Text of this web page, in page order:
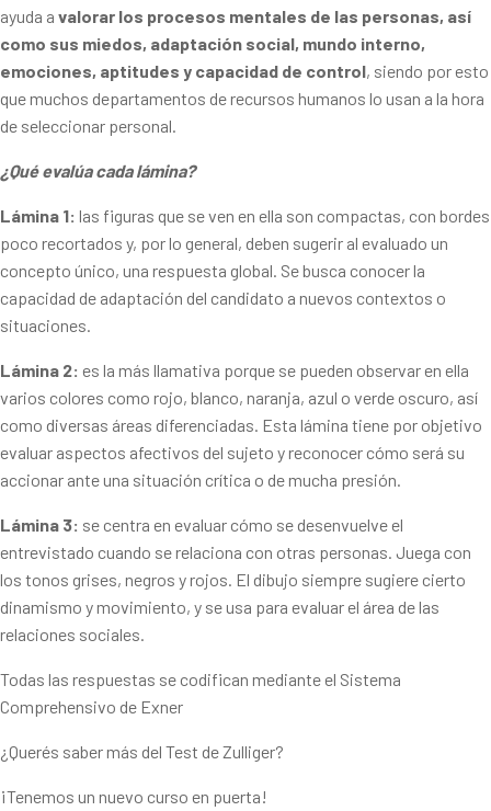
ayuda a valorar los procesos mentales de las personas, así
como sus miedos, adaptación social, mundo interno,
emociones, aptitudes y capacidad de control, siendo por esto
que muchos departamentos de recursos humanos lo usan a la hora
de seleccionar personal.
¿Qué evalúa cada lámina?
Lámina 1: las figuras que se ven en ella son compactas, con bordes
poco recortados y, por lo general, deben sugerir al evaluado un
concepto único, una respuesta global. Se busca conocer la
capacidad de adaptación del candidato a nuevos contextos o
situaciones.
Lámina 2: es la más llamativa porque se pueden observar en ella
varios colores como rojo, blanco, naranja, azul o verde oscuro, así
como diversas áreas diferenciadas. Esta lámina tiene por objetivo
evaluar aspectos afectivos del sujeto y reconocer cómo será su
accionar ante una situación crítica o de mucha presión.
Lámina 3: se centra en evaluar cómo se desenvuelve el
entrevistado cuando se relaciona con otras personas. Juega con
los tonos grises, negros y rojos. El dibujo siempre sugiere cierto
dinamismo y movimiento, y se usa para evaluar el área de las
relaciones sociales.
Todas las respuestas se codifican mediante el Sistema
Comprehensivo de Exner
¿Querés saber más del Test de Zulliger?
¡Tenemos un nuevo curso en puerta!